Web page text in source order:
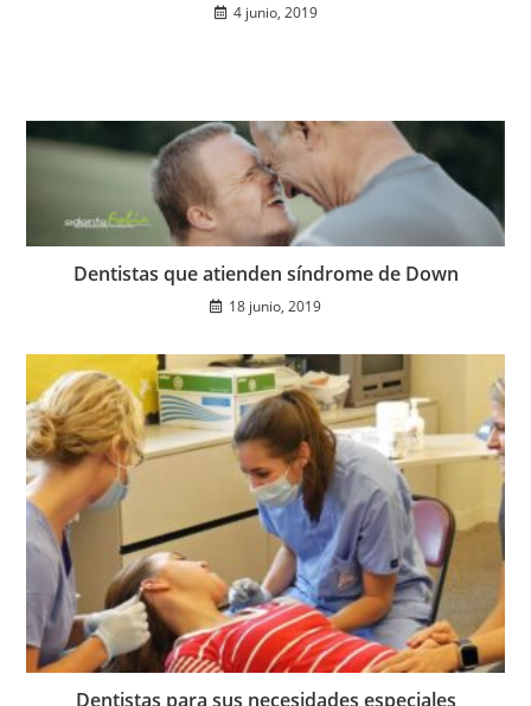
4 junio, 2019
Dentistas que atienden síndrome de Down
18 junio, 2019
Dentistas para sus necesidades especiales